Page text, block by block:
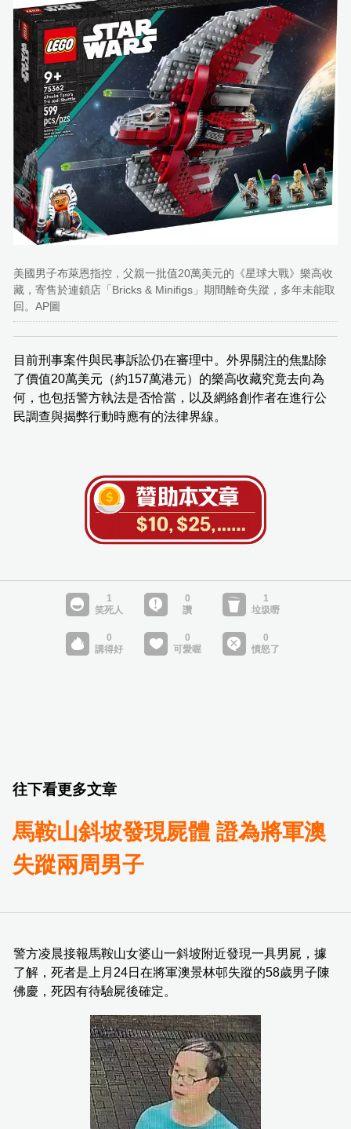
美國男子布萊恩指控，父親一批值20萬美元的《星球大戰》樂高收
藏，寄售於連鎖店「Bricks & Minifigs」期間離奇失蹤，多年未能取
回。AP圖
目前刑事案件與民事訴訟仍在審理中。外界關注的焦點除
了價值20萬美元（約157萬港元）的樂高收藏究竟去向為
何，也包括警方執法是否恰當，以及網絡創作者在進行公
民調查與揭弊行動時應有的法律界線。
往下看更多文章
馬鞍山斜坡發現屍體 證為將軍澳
失蹤兩周男子
警方凌晨接報馬鞍山女婆山一斜坡附近發現一具男屍，據
了解，死者是上月24日在將軍澳景林邨失蹤的58歲男子陳
佛慶，死因有待驗屍後確定。